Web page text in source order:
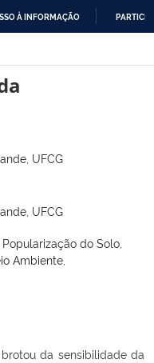
À INFORMAÇÃO
UFCG
UFCG
do Solo,
Ambiente,
da sensibilidade da